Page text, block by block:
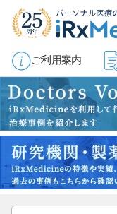
ご利用案内